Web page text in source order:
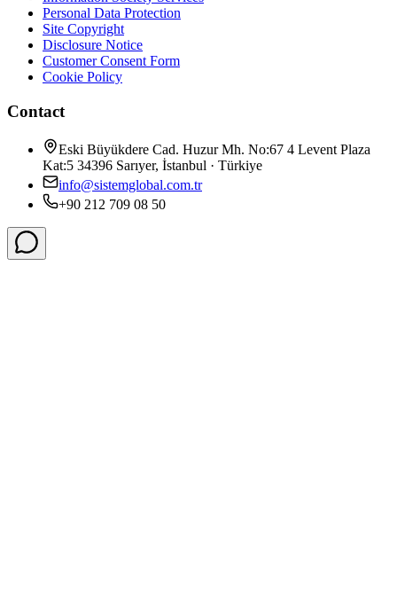
Personal Data Protection
Site Copyright
Disclosure Notice
Customer Consent Form
Cookie Policy
Contact
Eski Büyükdere Cad. Huzur Mh. No:67 4 Levent Plaza
Kat:5 34396 Sarıyer, İstanbul · Türkiye
info@sistemglobal.com.tr
+90 212 709 08 50